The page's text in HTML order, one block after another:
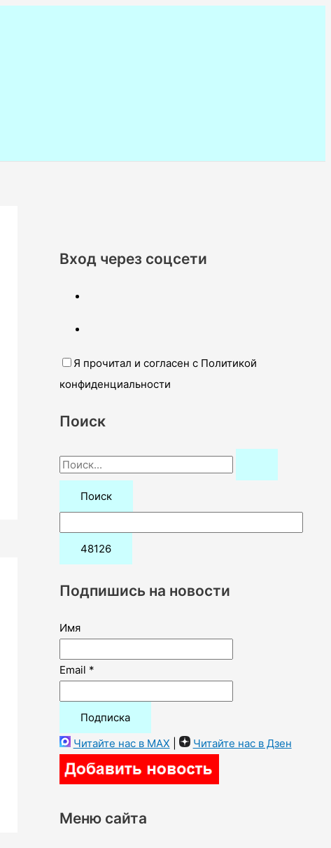
Вход через соцсети
Я прочитал и согласен с Политикой
конфиденциальности
Поиск
П
о
:
Подпишись на новости
Имя
Email *
Читайте нас в MAX Читайте нас в Дзен
Меню сайта